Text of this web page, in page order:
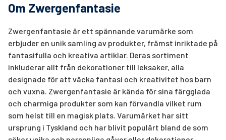
Om Zwergenfantasie
Zwergenfantasie är ett spännande varumärke som
erbjuder en unik samling av produkter, främst inriktade på
fantasifulla och kreativa artiklar. Deras sortiment
inkluderar allt från dekorationer till leksaker, alla
designade för att väcka fantasi och kreativitet hos barn
och vuxna. Zwergenfantasie är kända för sina färgglada
och charmiga produkter som kan förvandla vilket rum
som helst till en magisk plats. Varumärket har sitt
ursprung i Tyskland och har blivit populärt bland de som